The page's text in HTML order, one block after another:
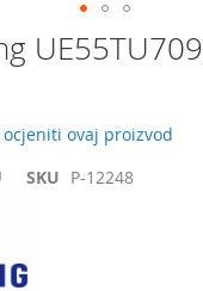
ovaj proizvod
SKU P-12248